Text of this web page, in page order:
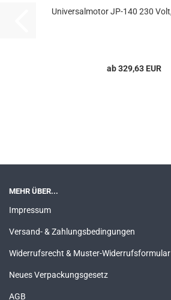
Uni­ver­sal­mo­tor JP-​140 230
ab 329,63 EUR
MEHR ÜBER...
Impressum
Versand- & Zahlungsbedingungen
Widerrufsrecht & Muster-Widerrufsformular
Neues Verpackungsgesetz
AGB